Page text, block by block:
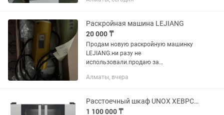
противней. Оснащен одной дверцей и
Раскройная машина LEJIANG
20 000 ₸
Продам новую раскройную машинку
LEJIANG.ни разу не
использовали.продаю за
Алматы, вчера
Расстоечный шкаф UNOX XEBPC-12EU-B используется совместно
1 100 000 ₸